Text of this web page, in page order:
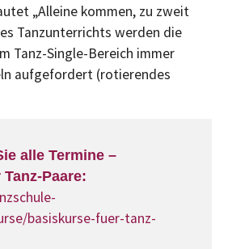
„Alleine kommen, zu zweit
Tanzunterrichts werden die
Tanz-Single-Bereich immer
aufgefordert (rotierendes
alle Termine –
Paare:
basiskurse-fuer-tanz-